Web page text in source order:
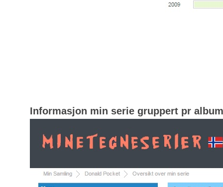
Informasjon min serie gruppert pr